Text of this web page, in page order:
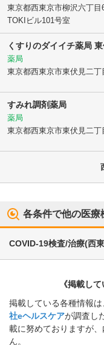
東京都西東京市柳沢六丁目
TOKIビル101号室
くすりのダイイチ薬局
薬局
東京都西東京市東伏見二丁
すみれ調剤薬局
薬局
東京都西東京市東伏見二丁
各条件で他の医療
COVID-19検査/治療(西
《掲載し
掲載している各種情報
社eヘルスケアが調査し
載に努めておりますが
ん。